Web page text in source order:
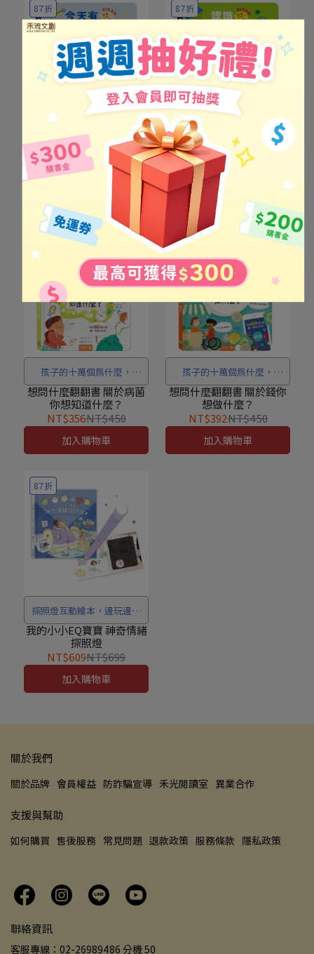
87折
翻開機關去宇宙冒險，今晚
的星星等你親眼發現！
STEAM科學小教室 今天有
星星嗎？
NT$348
NT$399
87折
翻翻探索病菌世界，學習預
防方法，建立健康防護力！
STEAM科學小教室 認識小
病菌
NT$348
加入購物車
79折
孩子的十萬個為什麼，
Usborne Q&A翻翻書陪你找
到最溫暖的答案！
想問什麼翻翻書 關於病菌
你想知道什麼？
NT$356NT$450
加入購物車
87折
孩子的十萬個為什麼，
Usborne Q&A翻翻書陪你找
到最溫暖的答案！
想問什麼翻翻書 關於錢你
想做什麼？
NT$392NT$450
加入購物車
87折
探照燈互動繪本，邊玩邊找
小任務，開啟孩子的情緒啟
蒙之旅！
我的小小EQ寶寶 神奇情緒
探照燈
NT$609NT$699
加入購物車
關於我們
關於品牌 會員權益 防詐騙宣導 禾光閱讀室 異業合作
支援與幫助
如何購買 售後服務 常見問題 退款政策 服務條款 隱私政策
聯絡資訊
客服專線：02-26989486 分機 50